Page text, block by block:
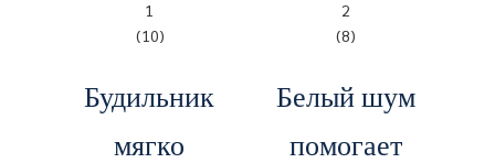
Будильник
мягко
Белый шум
помогает